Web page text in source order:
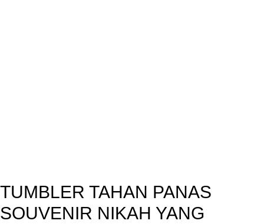
TUMBLER TAHAN PANAS
SOUVENIR NIKAH YANG